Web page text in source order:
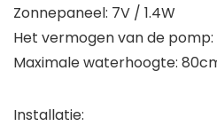
Zonnepaneel: 7V / 1.4W
Het vermogen van de pomp:
Maximale waterhoogte:
Installatie: